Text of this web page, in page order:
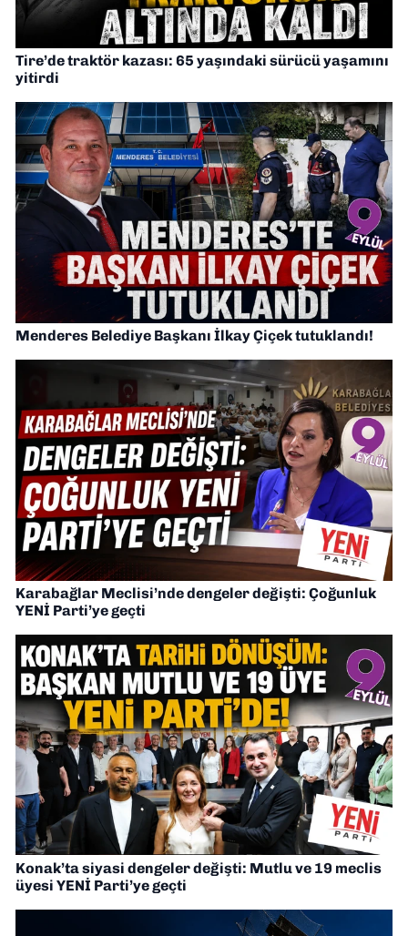
Tire’de traktör kazası: 65 yaşındaki sürücü yaşamını
yitirdi
Menderes Belediye Başkanı İlkay Çiçek tutuklandı!
Karabağlar Meclisi’nde dengeler değişti: Çoğunluk
YENİ Parti’ye geçti
Konak’ta siyasi dengeler değişti: Mutlu ve 19 meclis
üyesi YENİ Parti’ye geçti